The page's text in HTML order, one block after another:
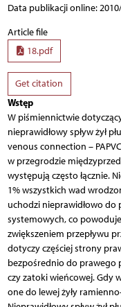
Data publikacji online:
Article file
18.pdf
Get citation
Wstęp
W piśmiennictwie
nieprawidłowy spływ żył
venous connection –
w przegrodzie
występują często łącznie.
1% wszystkich wad
uchodzi nieprawidłowo do
systemowych, co
zwiększeniem przepływu
dotyczy częściej strony
bezpośrednio do prawego
czy zatoki wieńcowej. Gdy
one do lewej żyły